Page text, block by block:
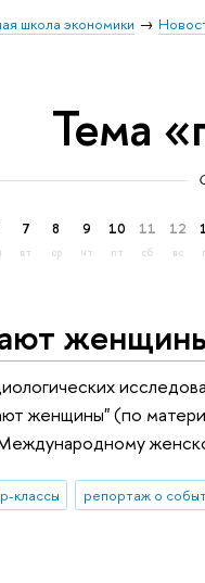
школа экономики
Тема
7
вт
8
ср
9
чт
10
пт
11
сб
12
вс
женщины" (по
классы репортаж о